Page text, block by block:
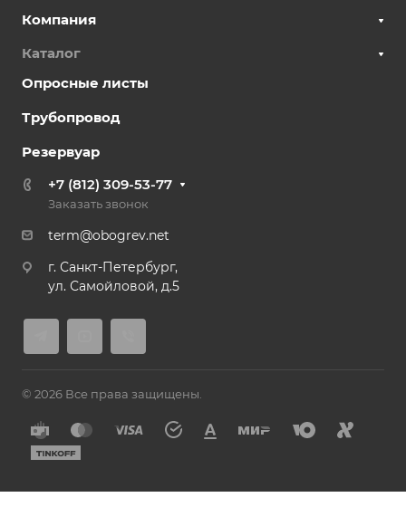
Компания
Каталог
Опросные листы
Трубопровод
Резервуар
+7 (812) 309-53-77
Заказать звонок
term@obogrev.net
г. Санкт-Петербург,
ул. Самойловой, д.5
© 2026 Все права защищены.